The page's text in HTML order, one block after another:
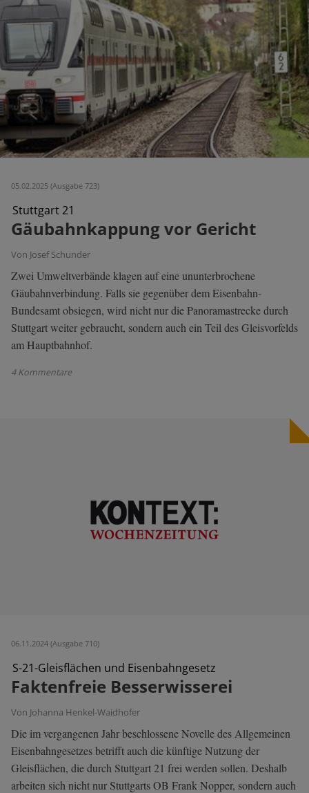
05.02.2025 (Ausgabe 723)
Stuttgart 21
Gäubahnkappung vor Gericht
Von Josef Schunder
Zwei Umweltverbände klagen auf eine ununterbrochene
Gäubahnverbindung. Falls sie gegenüber dem Eisenbahn-
Bundesamt obsiegen, wird nicht nur die Panoramastrecke durch
Stuttgart weiter gebraucht, sondern auch ein Teil des Gleisvorfelds
am Hauptbahnhof.
4 Kommentare
06.11.2024 (Ausgabe 710)
S-21-Gleisflächen und Eisenbahngesetz
Faktenfreie Besserwisserei
Von Johanna Henkel-Waidhofer
Die im vergangenen Jahr beschlossene Novelle des Allgemeinen
Eisenbahngesetzes betrifft auch die künftige Nutzung der
Gleisflächen, die durch Stuttgart 21 frei werden sollen. Deshalb
arbeiten sich nicht nur Stuttgarts OB Frank Nopper, sondern auch